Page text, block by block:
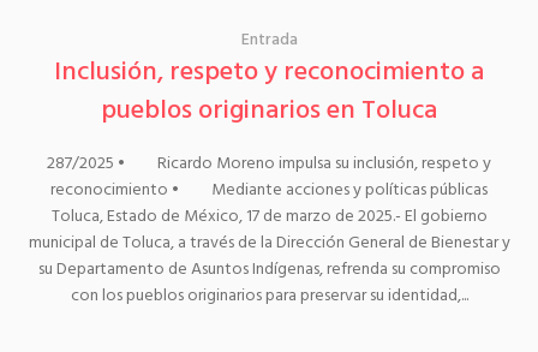
Entrada
Inclusión, respeto y reconocimiento a
pueblos originarios en Toluca
287/2025 • Ricardo Moreno impulsa su inclusión, respeto y
reconocimiento • Mediante acciones y políticas públicas
Toluca, Estado de México, 17 de marzo de 2025.- El gobierno
municipal de Toluca, a través de la Dirección General de Bienestar y
su Departamento de Asuntos Indígenas, refrenda su compromiso
con los pueblos originarios para preservar su identidad,...